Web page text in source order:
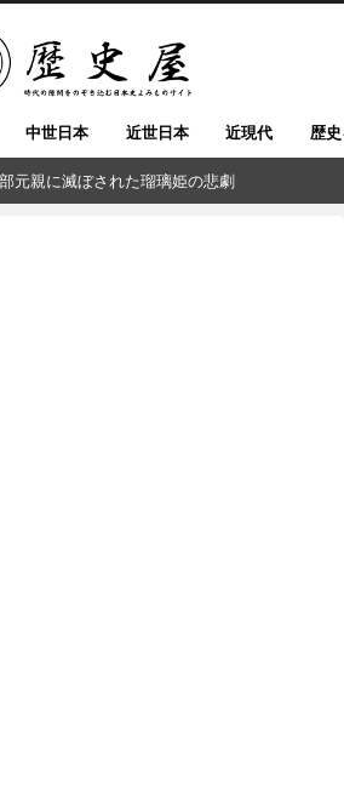
中世日本 近世日本 近現代 歴
元親に滅ぼされた瑠璃姫の悲劇